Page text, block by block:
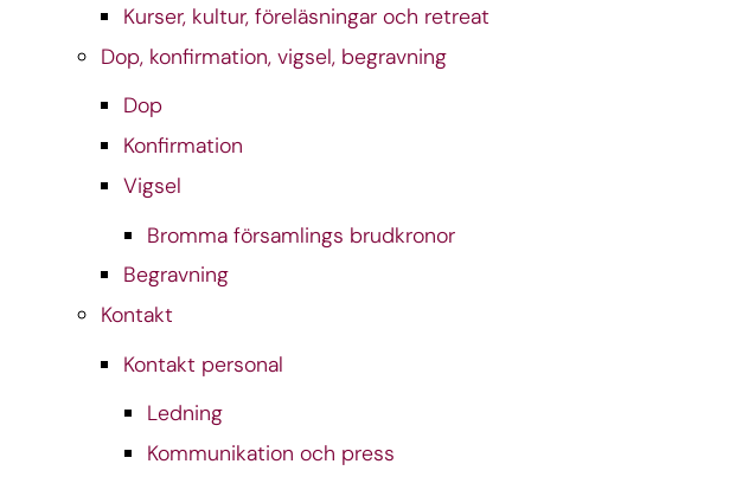
Kurser, kultur, föreläsningar och retreat
Dop, konfirmation, vigsel, begravning
Dop
Konfirmation
Vigsel
Bromma församlings brudkronor
Begravning
Kontakt
Kontakt personal
Ledning
Kommunikation och press